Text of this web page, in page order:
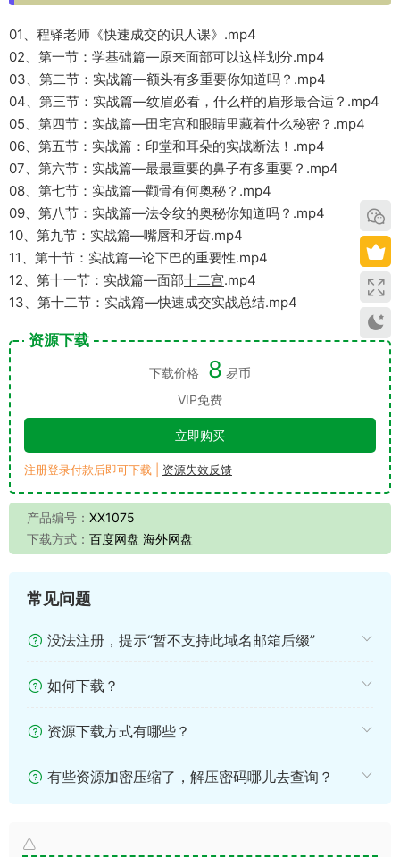
01、程驿老师《快速成交的识人课》.mp4
02、第一节：学基础篇—原来面部可以这样划分.mp4
03、第二节：实战篇—额头有多重要你知道吗？.mp4
04、第三节：实战篇—纹眉必看，什么样的眉形最合适？.mp4
05、第四节：实战篇—田宅宫和眼睛里藏着什么秘密？.mp4
06、第五节：实战篇：印堂和耳朵的实战断法！.mp4
07、第六节：实战篇—最最重要的鼻子有多重要？.mp4
08、第七节：实战篇—颧骨有何奥秘？.mp4
09、第八节：实战篇—法令纹的奥秘你知道吗？.mp4
10、第九节：实战篇—嘴唇和牙齿.mp4
11、第十节：实战篇—论下巴的重要性.mp4
12、第十一节：实战篇—面部十二宫.mp4
13、第十二节：实战篇—快速成交实战总结.mp4
资源下载
下载价格 8 易币
VIP免费
立即购买
注册登录付款后即可下载 | 资源失效反馈
产品编号： XX1075
下载方式： 百度网盘 海外网盘
常见问题
没法注册，提示“暂不支持此域名邮箱后缀”
如何下载？
资源下载方式有哪些？
有些资源加密压缩了，解压密码哪儿去查询？